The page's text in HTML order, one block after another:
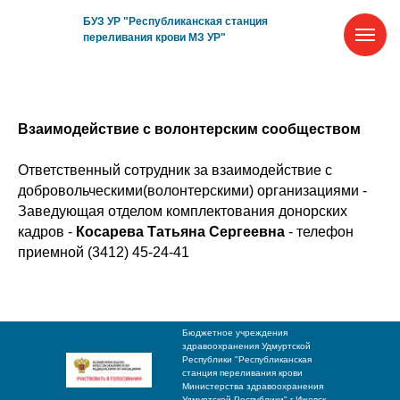
БУЗ УР "Республиканская станция
переливания крови МЗ УР"
Взаимодействие с волонтерским сообществом
Ответственный сотрудник за взаимодействие с
добровольческими(волонтерскими) организациями -
Заведующая отделом комплектования донорских
кадров - Косарева Татьяна Сергеевна - телефон
приемной (3412) 45-24-41
Бюджетное учреждения
здравоохранения Удмуртской
Республики "Республиканская
станция переливания крови
Министерства здравоохранения